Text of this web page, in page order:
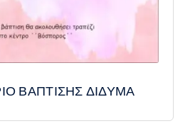
ΒΑΠΤΙΣΗΣ ΔΙΔΥΜΑ